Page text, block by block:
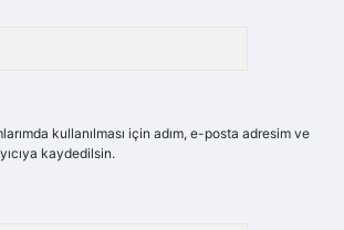
kullanılması için adım, e-posta adresim ve
kaydedilsin.